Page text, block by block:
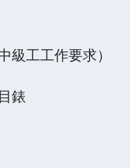
級工工作要求）
錶